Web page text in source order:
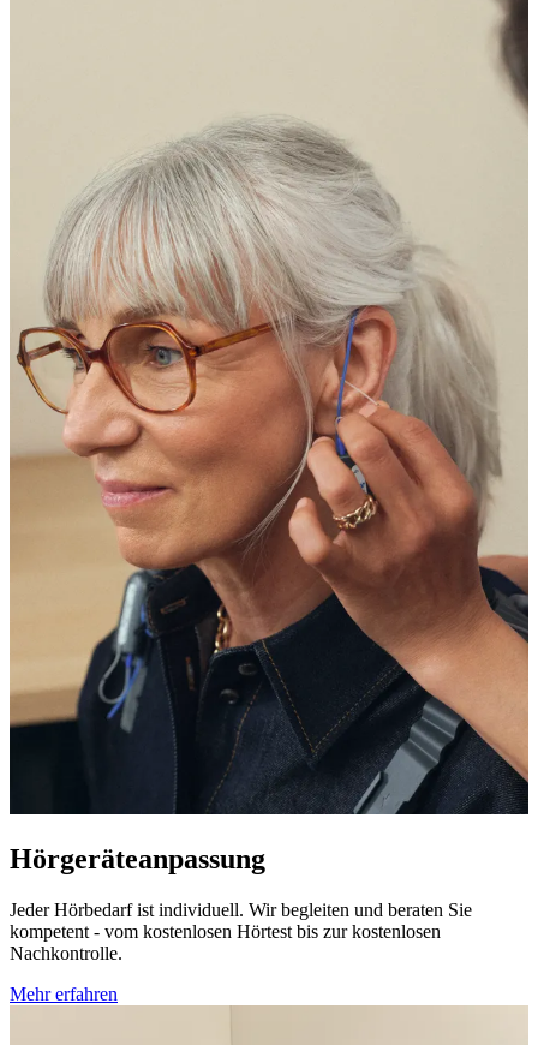
Hörgeräteanpassung
Jeder Hörbedarf ist individuell. Wir begleiten und beraten Sie
kompetent - vom kostenlosen Hörtest bis zur kostenlosen
Nachkontrolle.
Mehr erfahren